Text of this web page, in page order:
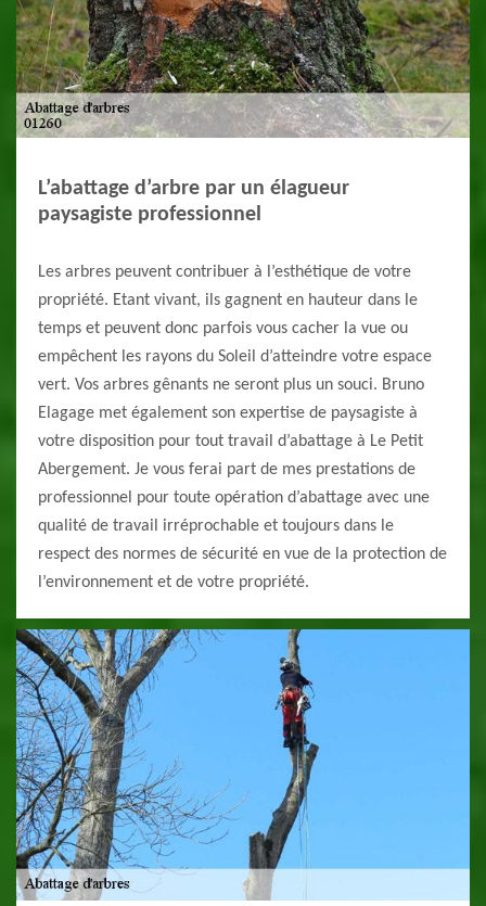
L’abattage d’arbre par un élagueur
paysagiste professionnel
Les arbres peuvent contribuer à l’esthétique de votre
propriété. Etant vivant, ils gagnent en hauteur dans le
temps et peuvent donc parfois vous cacher la vue ou
empêchent les rayons du Soleil d’atteindre votre espace
vert. Vos arbres gênants ne seront plus un souci. Bruno
Elagage met également son expertise de paysagiste à
votre disposition pour tout travail d’abattage à Le Petit
Abergement. Je vous ferai part de mes prestations de
professionnel pour toute opération d’abattage avec une
qualité de travail irréprochable et toujours dans le
respect des normes de sécurité en vue de la protection de
l’environnement et de votre propriété.